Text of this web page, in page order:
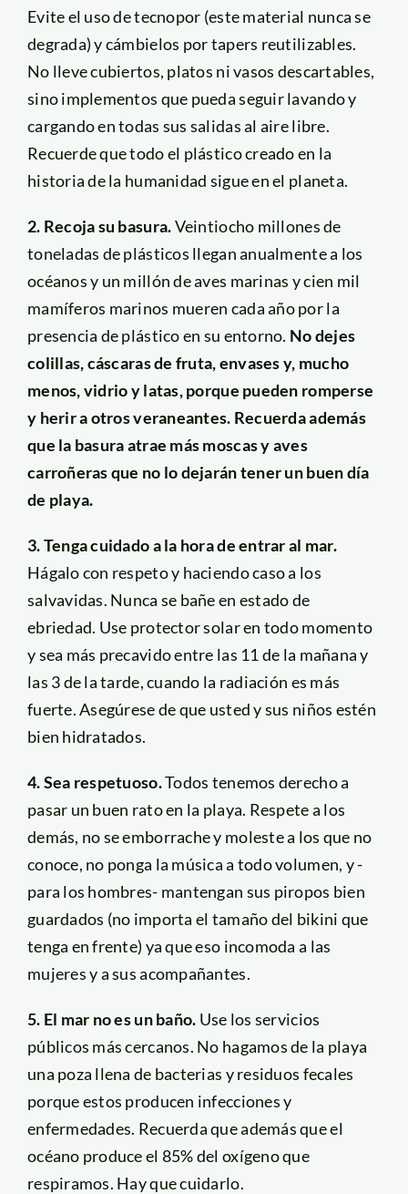
Evite el uso de tecnopor (este material nunca se
degrada) y cámbielos por tapers reutilizables.
No lleve cubiertos, platos ni vasos descartables,
sino implementos que pueda seguir lavando y
cargando en todas sus salidas al aire libre.
Recuerde que todo el plástico creado en la
historia de la humanidad sigue en el planeta.
2. Recoja su basura.Veintiocho millones de
toneladas de plásticos llegan anualmente a los
océanos y un millón de aves marinas y cien mil
mamíferos marinos mueren cada año por la
presencia de plástico en su entorno. No dejes
colillas, cáscaras de fruta, envases y, mucho
menos, vidrio y latas, porque pueden romperse
y herir a otros veraneantes. Recuerda además
que la basura atrae más moscas y aves
carroñeras que no lo dejarán tener un buen día
de playa.
3. Tenga cuidado a la hora de entrar al mar.
Hágalo con respeto y haciendo caso a los
salvavidas. Nunca se bañe en estado de
ebriedad. Use protector solar en todo momento
y sea más precavido entre las 11 de la mañana y
las 3 de la tarde, cuando la radiación es más
fuerte. Asegúrese de que usted y sus niños estén
bien hidratados.
4. Sea respetuoso.Todos tenemos derecho a
pasar un buen rato en la playa. Respete a los
demás, no se emborrache y moleste a los que no
conoce, no ponga la música a todo volumen, y -
para los hombres- mantengan sus piropos bien
guardados (no importa el tamaño del bikini que
tenga en frente) ya que eso incomoda a las
mujeres y a sus acompañantes.
5. El mar no es un baño. Use los servicios
públicos más cercanos. No hagamos de la playa
una poza llena de bacterias y residuos fecales
porque estos producen infecciones y
enfermedades. Recuerda que además que el
océano produce el 85% del oxígeno que
respiramos. Hay que cuidarlo.